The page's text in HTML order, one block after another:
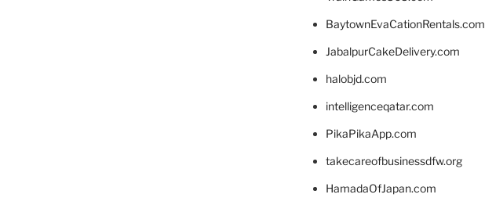
BaytownEvaCationRentals.com
JabalpurCakeDelivery.com
halobjd.com
intelligenceqatar.com
PikaPikaApp.com
takecareofbusinessdfw.org
HamadaOfJapan.com